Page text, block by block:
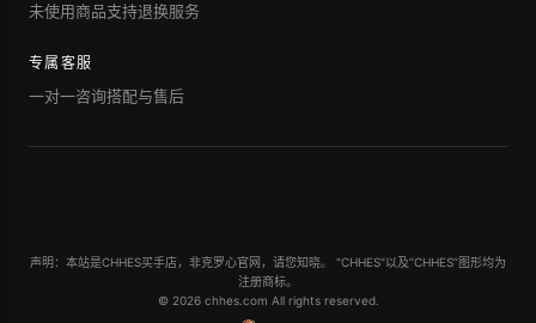
未使用商品支持退换服务
专属客服
一对一咨询搭配与售后
声明：本站是CHHES买手店，非克罗心官网，请您知晓。 "CHHES"以及“CHHES”图形均为
注册商标。
© 2026 chhes.com All rights reserved.